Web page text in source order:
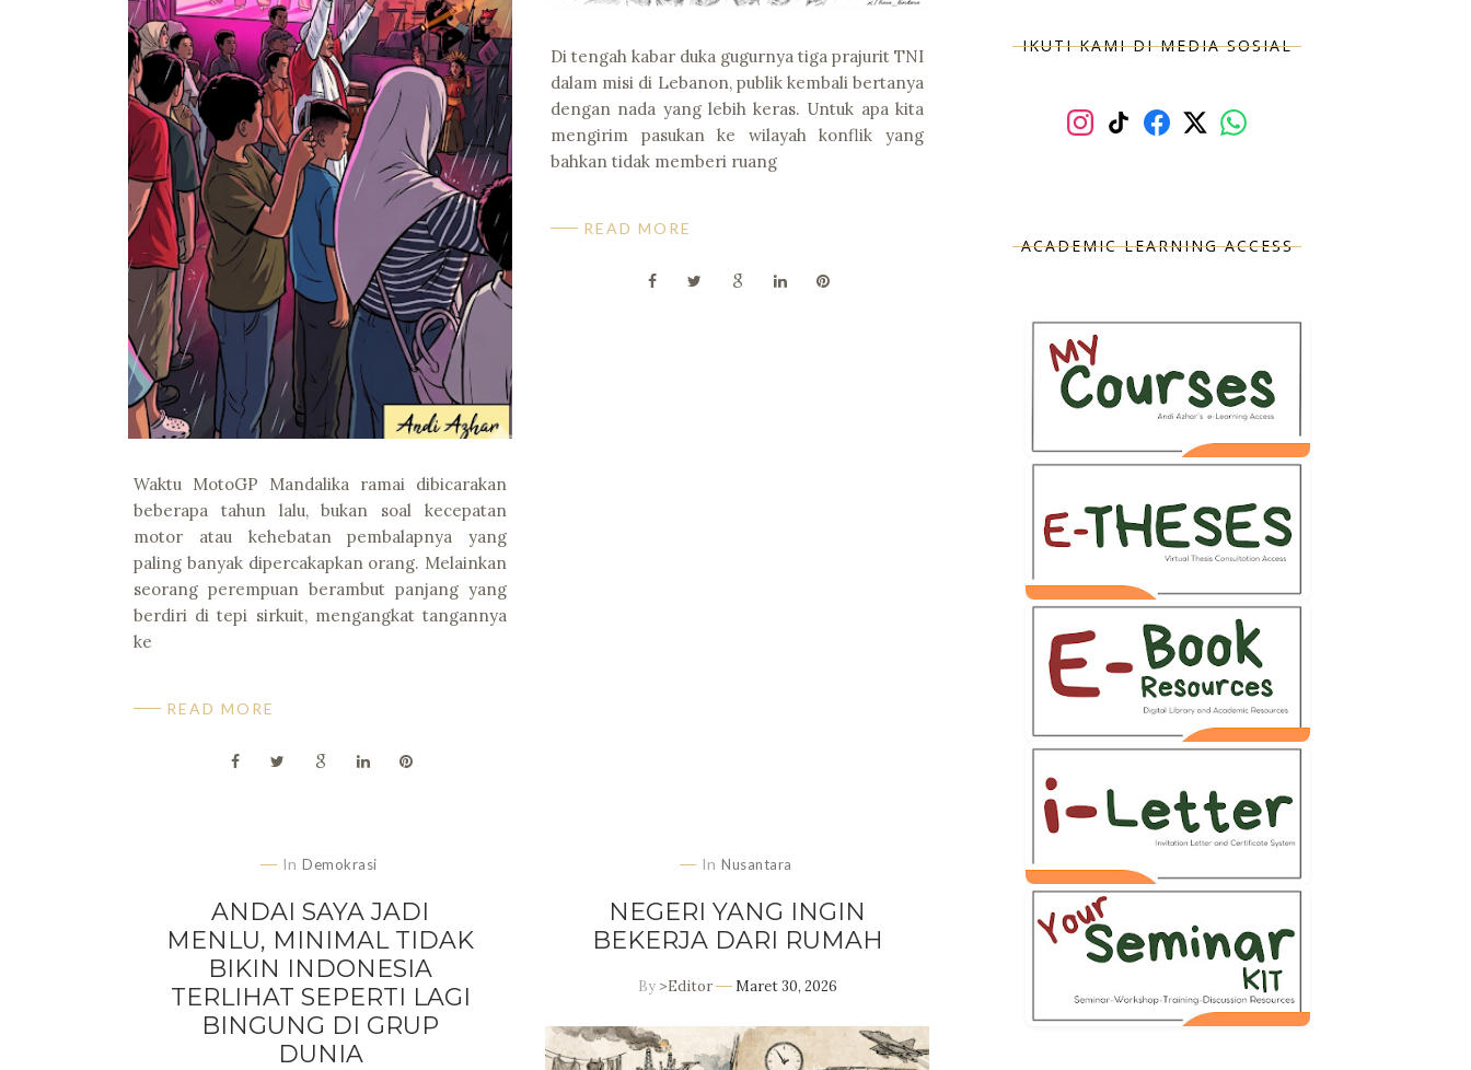
Waktu MotoGP Mandalika ramai dibicarakan
beberapa tahun lalu, bukan soal kecepatan
motor atau kehebatan pembalapnya yang
paling banyak dipercakapkan orang. Melainkan
seorang perempuan berambut panjang yang
berdiri di tepi sirkuit, mengangkat tangannya
ke
READ MORE
Di tengah kabar duka gugurnya tiga prajurit TNI
dalam misi di Lebanon, publik kembali bertanya
dengan nada yang lebih keras. Untuk apa kita
mengirim pasukan ke wilayah konflik yang
bahkan tidak memberi ruang
READ MORE
In Demokrasi
ANDAI SAYA JADI
MENLU, MINIMAL TIDAK
BIKIN INDONESIA
TERLIHAT SEPERTI LAGI
BINGUNG DI GRUP
DUNIA
In Nusantara
NEGERI YANG INGIN
BEKERJA DARI RUMAH
By >Editor Maret 30, 2026
IKUTI KAMI DI MEDIA SOSIAL
ACADEMIC LEARNING ACCESS